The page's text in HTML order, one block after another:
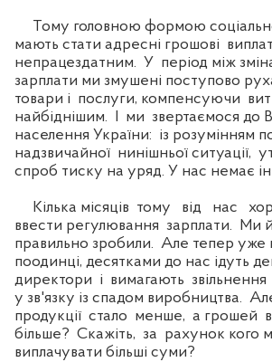
Тому головною формою
мають стати адресні грошові
непрацездатним. У період між
зарплати ми змушені поступово
товари і послуги, компенсуючи
найбіднішим. І ми звертаємося до
населення України: із розумінням
надзвичайної нинішньої ситуації,
спроб тиску на уряд. У нас немає
Кілька місяців тому від нас
ввести регулювання зарплати. Ми
правильно зробили. Але тепер уже
поодинці, десятками до нас ідуть
директори і вимагають звільнення
у зв'язку із спадом виробництва.
продукції стало менше, а грошей
більше? Скажіть, за рахунок кого
виплачувати більші суми?